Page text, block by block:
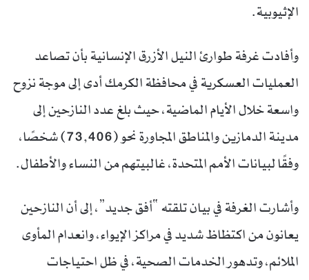
الإثيوبية.
وأفادت غرفة طوارئ النيل الأزرق الإنسانية بأن تصاعد
العمليات العسكرية في محافظة الكرمك أدى إلى موجة نزوح
واسعة خلال الأيام الماضية، حيث بلغ عدد النازحين إلى
مدينة الدمازين والمناطق المجاورة نحو (73,406) شخصًا،
وفقًا لبيانات الأمم المتحدة، غالبيتهم من النساء والأطفال.
وأشارت الغرفة في بيان تلقته “أفق جديد”، إلى أن النازحين
يعانون من اكتظاظ شديد في مراكز الإيواء، وانعدام المأوى
الملائم، وتدهور الخدمات الصحية، في ظل احتياجات